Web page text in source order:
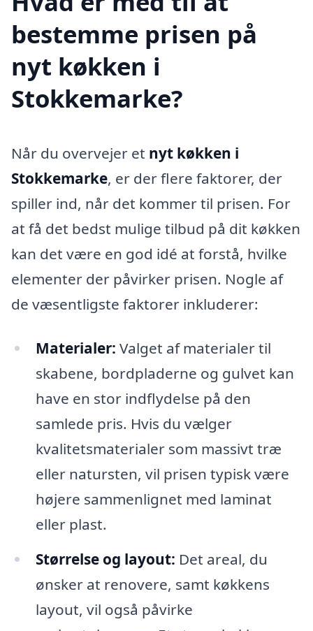
bestemme prisen på
nyt køkken i
Stokkemarke?
Når du overvejer et nyt køkken i
Stokkemarke, er der flere faktorer, der
spiller ind, når det kommer til prisen. For
at få det bedst mulige tilbud på dit køkken
kan det være en god idé at forstå, hvilke
elementer der påvirker prisen. Nogle af
de væsentligste faktorer inkluderer:
Materialer: Valget af materialer til
skabene, bordpladerne og gulvet kan
have en stor indflydelse på den
samlede pris. Hvis du vælger
kvalitetsmaterialer som massivt træ
eller natursten, vil prisen typisk være
højere sammenlignet med laminat
eller plast.
Størrelse og layout: Det areal, du
ønsker at renovere, samt køkkens
layout, vil også påvirke